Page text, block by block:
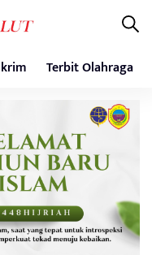
Terbit Olahraga